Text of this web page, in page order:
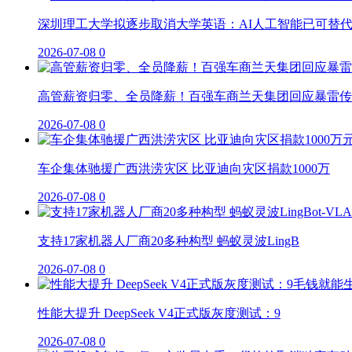
深圳理工大学拟逐步取消大学英语：AI人工智能已可替代
2026-07-08 0
高管薪资归零、全员降薪！百强车商兰天集团回应暴雷
2026-07-08 0
车企集体驰援广西洪涝灾区 比亚迪向灾区捐款1000万
2026-07-08 0
支持17家机器人厂商20多种构型 蚂蚁灵波LingB
2026-07-08 0
性能大提升 DeepSeek V4正式版灰度测试：9
2026-07-08 0